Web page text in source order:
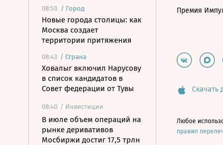
08:50 / Город
Новые города столицы: как
Москва создает
территории притяжения
08:43 / Страна
Ховалыг включил Нарусову
в список кандидатов в
Совет федерации от Тувы
08:40 / Инвестиции
В июле объем операций на
рынке деривативов
Мосбиржи достиг 17,5 трлн
Премия
Скачать
Любое
правил